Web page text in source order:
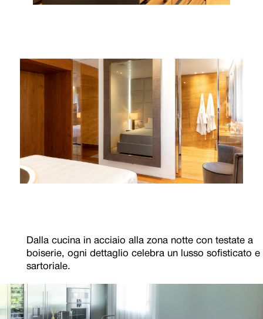
Dalla cucina in acciaio alla zona notte con testate a
boiserie, ogni dettaglio celebra un lusso sofisticato e
sartoriale.